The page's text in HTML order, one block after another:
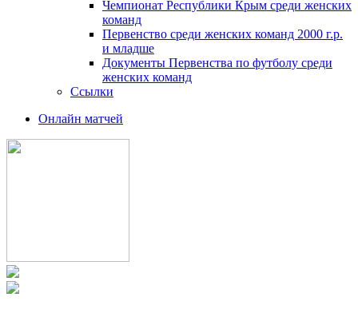
Чемпионат Республики Крым среди женских
команд
Первенство среди женских команд 2000 г.р.
и младше
Документы Первенства по футболу среди
женских команд
Ссылки
Онлайн матчей